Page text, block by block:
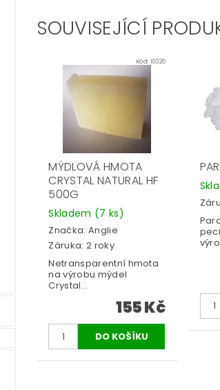
SOUVISEJÍCÍ
Kód: 10326
MÝDLOVÁ HMOTA
CRYSTAL NATURAL HF
500G
Skladem (7 ks)
Značka: Anglie
Záruka: 2 roky
Netransparentní hmota
na výrobu mýdel
Crystal...
155 Kč